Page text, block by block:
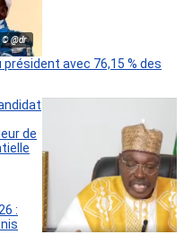
© @dr
président avec 76,15 % des
de
: